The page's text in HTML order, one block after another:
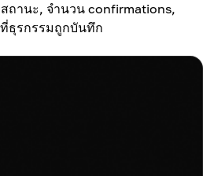
สถานะ, จำนวน confirmations,
ธุรกรรมถูกบันทึก